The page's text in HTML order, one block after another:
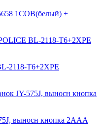
1COB(белый) +
2118-T6+2XPE
выносн кнопка 2ААА